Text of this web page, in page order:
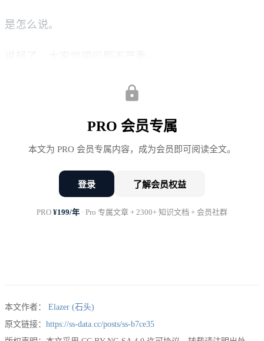
是怎么说。
说重了，业务觉得你在甩锅。
说得太技术，没人听懂。
说得太直接，会议室马上安静。
所以坏消息表达，不是情商问题。
它是数据分析师的专业能力。
PRO 会员专属
本文为 PRO 会员专属内容，成为会员即可阅读全文。
登录 了解会员权益
PRO ¥199/年 · Pro 专属文章 + 2300+ 知识文档 + 会员社群
本文作者：
Elazer (石头)
原文链接： https://ss-data.cc/posts/ss-b7ce35